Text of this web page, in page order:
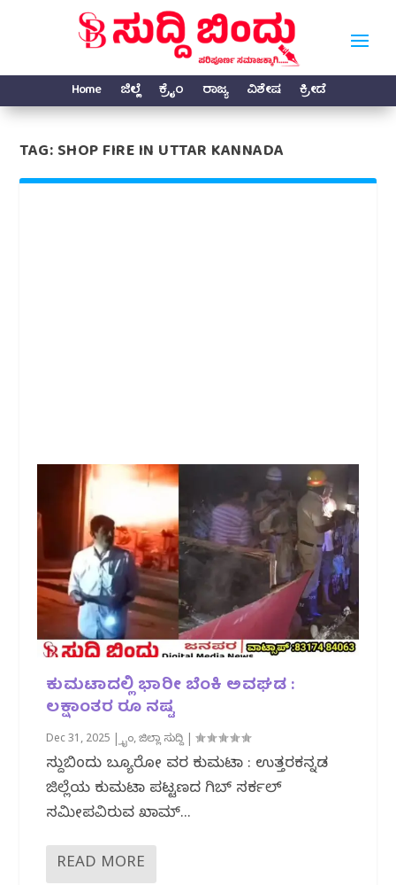
Home ಜಿಲ್ಲೆ ಕ್ರೈಂ ರಾಜ್ಯ ವಿಶೇಷ ಕ್ರೀಡೆ
TAG:SHOP FIRE IN UTTAR KANNADA
ಕುಮಟಾದಲ್ಲಿ ಭಾರೀ ಬೆಂಕಿ ಅವಘಡ :
ಲಕ್ಷಾಂತರ‌‌ ರೂ ನಷ್ಟ
Dec 31, 2025 |ಕ್ರೈಂ,ಜಿಲ್ಲಾ ಸುದ್ದಿ |
ಸುದ್ದಿಬಿಂದು ಬ್ಯೂರೋ ವರದಿ ಕುಮಟಾ : ಉತ್ತರಕನ್ನಡ
ಜಿಲ್ಲೆಯ ಕುಮಟಾ ಪಟ್ಟಣದ ಗಿಬ್ ಸರ್ಕಲ್
ಸಮೀಪವಿರುವ ಖಾದಿಮ್...
READ MORE